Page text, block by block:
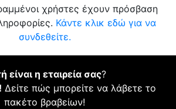
χρήστες έχουν πρόσβαση
Κάντε κλικ εδώ για να
συνδεθείτε.
είναι η εταιρεία σας?
Δείτε πώς μπορείτε να λάβετε το
πακέτο βραβείων!